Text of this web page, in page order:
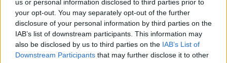
us or personal information disclosed to third parties prior to
your opt-out. You may separately opt-out of the further
disclosure of your personal information by third parties on the
IAB’s list of downstream participants. This information may
also be disclosed by us to third parties on the IAB’s List of
Downstream Participants that may further disclose it to other
Αναζήτηση